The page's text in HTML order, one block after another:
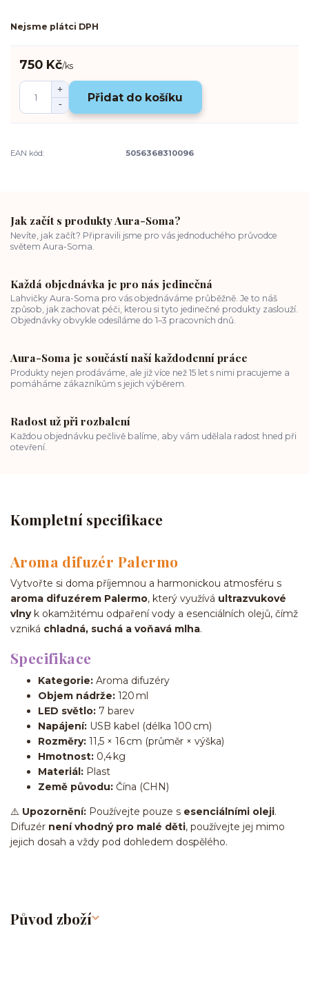
Nejsme plátci DPH
750 Kč/ks
Přidat do košíku
EAN kód: 5056368310096
Jak začít s produkty Aura-Soma?
Nevíte, jak začít? Připravili jsme pro vás jednoduchého průvodce
světem Aura-Soma.
Každá objednávka je pro nás jedinečná
Lahvičky Aura-Soma pro vás objednáváme průběžně. Je to náš
způsob, jak zachovat péči, kterou si tyto jedinečné produkty zaslouží.
Objednávky obvykle odesíláme do 1–3 pracovních dnů.
Aura-Soma je součástí naší každodenní práce
Produkty nejen prodáváme, ale již více než 15 let s nimi pracujeme a
pomáháme zákazníkům s jejich výběrem.
Radost už při rozbalení
Každou objednávku pečlivě balíme, aby vám udělala radost hned při
otevření.
Kompletní specifikace
Aroma difuzér Palermo
Vytvořte si doma příjemnou a harmonickou atmosféru s
aroma difuzérem Palermo, který využívá ultrazvukové
vlnyk okamžitému odpaření vody a esenciálních olejů, čímž
vzniká chladná, suchá a voňavá mlha.
Specifikace
Kategorie: Aroma difuzéry
Objem nádrže: 120 ml
LED světlo: 7 barev
Napájení: USB kabel (délka 100 cm)
Rozměry: 11,5 × 16 cm (průměr × výška)
Hmotnost: 0,4 kg
Materiál: Plast
Země původu: Čína (CHN)
⚠️ Upozornění: Používejte pouze s esenciálními oleji.
Difuzér není vhodný pro malé děti, používejte jej mimo
jejich dosah a vždy pod dohledem dospělého.
Původ zboží